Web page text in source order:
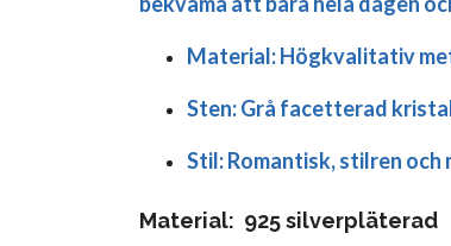
Material:Högkvalitativ
Sten:Grå facetterad
Stil:Romantisk, stilren och
Material: 925 silverpläterad